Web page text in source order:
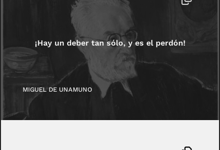
¡Hay un deber tan sólo, y es el perdón!
MIGUEL DE UNAMUNO